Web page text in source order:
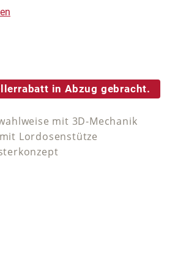
von 5 Sternen
in Abzug gebracht.
mit 3D-Mechanik
Lordosenstütze